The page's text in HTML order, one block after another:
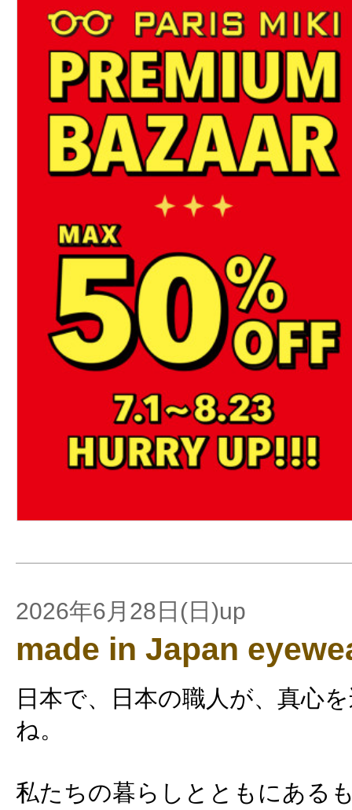
2026年6月28日(日)up
made in Japan
日本で、日本の職人が、真心
ね。
私たちの暮らしとともにある